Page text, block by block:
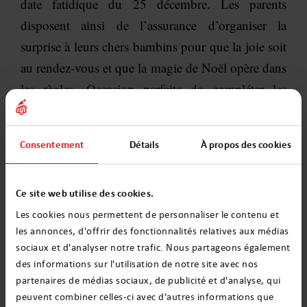
Consentement Détails À propos des cookies
Ce site web utilise des cookies.
Les cookies nous permettent de personnaliser le contenu et
les annonces, d'offrir des fonctionnalités relatives aux médias
sociaux et d'analyser notre trafic. Nous partageons également
des informations sur l'utilisation de notre site avec nos
partenaires de médias sociaux, de publicité et d'analyse, qui
peuvent combiner celles-ci avec d'autres informations que
date fatidique du 25 décembre. Les parents
disposent ainsi de l’assurance d’organiser la
surprise à leurs chers bambins pour que la joie soit
au rendez-vous et que la magie de Noël opère dans
les règles. Occasion parfaite de compléter les
traditionnels cadeaux et chocolats sous le sapin, la
lettre du Père Noël entièrement personnalisable
reste décidément une idée ingénieuse et originale
Magda Wiszniewska
Christmas magic specialist
Mama à plein temps et un
spécialiste des elfes chez